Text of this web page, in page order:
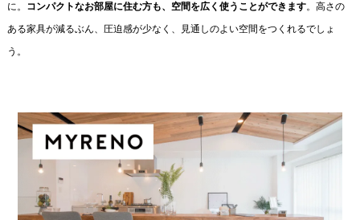
に。 コンパクトなお部屋に住む方も、空間を広く使うことができます。高さの
ある家具が減るぶん、圧迫感が少なく、見通しのよい空間をつくれるでしょ
う。